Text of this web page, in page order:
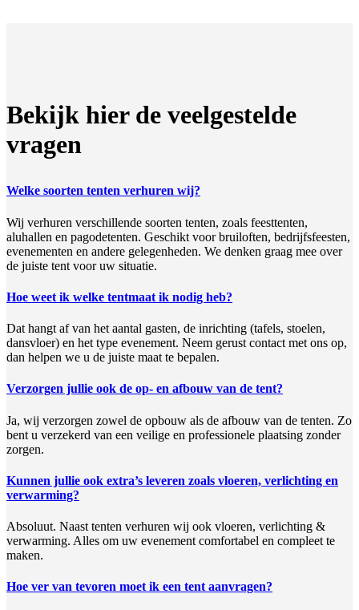
Bekijk hier de veelgestelde
vragen
Welke soorten tenten verhuren wij?
Wij verhuren verschillende soorten tenten, zoals feesttenten,
aluhallen en pagodetenten. Geschikt voor bruiloften, bedrijfsfeesten,
evenementen en andere gelegenheden. We denken graag mee over
de juiste tent voor uw situatie.
Hoe weet ik welke tentmaat ik nodig heb?
Dat hangt af van het aantal gasten, de inrichting (tafels, stoelen,
dansvloer) en het type evenement. Neem gerust contact met ons op,
dan helpen we u de juiste maat te bepalen.
Verzorgen jullie ook de op- en afbouw van de tent?
Ja, wij verzorgen zowel de opbouw als de afbouw van de tenten. Zo
bent u verzekerd van een veilige en professionele plaatsing zonder
zorgen.
Kunnen jullie ook extra’s leveren zoals vloeren, verlichting en
verwarming?
Absoluut. Naast tenten verhuren wij ook vloeren, verlichting &
verwarming. Alles om uw evenement comfortabel en compleet te
maken.
Hoe ver van tevoren moet ik een tent aanvragen?